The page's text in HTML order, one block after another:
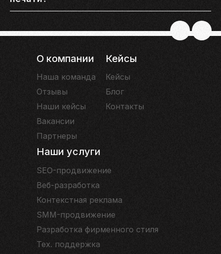
О компании
Наши услуги
Кейсы
Наша команда Кейсы
SEO-продвижение
SMM-продвижение
Отзывы Блог
Веб-разработка
Разработка фирменного стиля
Вакансии
Наши кейсы
Партнеры
Контакты
Контекстная реклама
Тех. поддержка